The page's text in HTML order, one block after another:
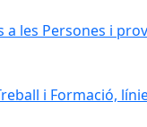
a les Persones i
i Formació,